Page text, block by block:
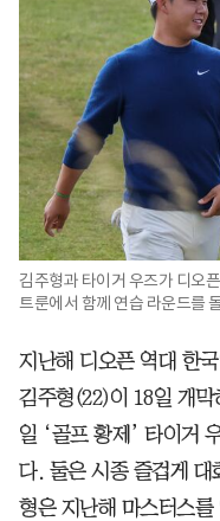
김주형과 타이거 우즈가 디오
트룬에서 함께 연습 라운드를
지난해 디오픈 역대 한
김주형(22)이 18일 개막
일 ‘골프 황제’ 타이거
다. 둘은 시종 즐겁게 대
형은 지난해 마스터스